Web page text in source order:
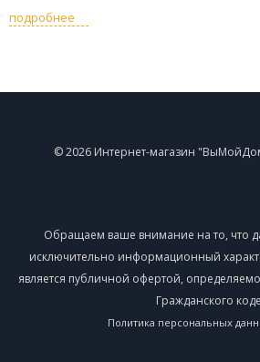
подробнее
© 2026 Интернет-магазин
Обращаем ваше внимание на то, что
исключительно информационный
является публичной офертой,
Гражданского
Политика персональных